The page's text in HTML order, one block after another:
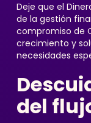
Deje que el
de la gestión
compromiso de
crecimiento y
necesidades
del